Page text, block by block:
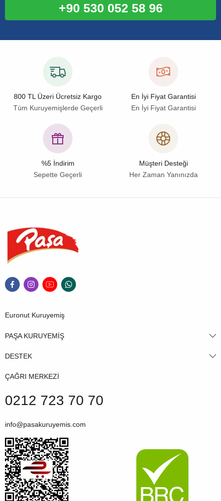
+90 530 052 58 96
800 TL Üzeri Ücretsiz Kargo
Tüm Kuruyemişlerde Geçerli
En İyi Fiyat Garantisi
En İyi Fiyat Garantisi
%5 İndirim
Sepette Geçerli
Müşteri Desteği
Her Zaman Yanınızda
Euronut Kuruyemiş
PAŞA KURUYEMİŞ
DESTEK
ÇAĞRI MERKEZİ
0212 723 70 70
info@pasakuruyemis.com